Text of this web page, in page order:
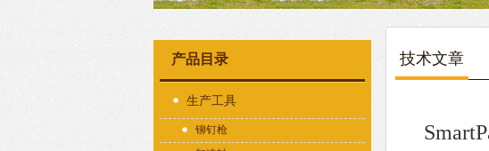
产品目录
生产工具
铆钉枪
技术文章